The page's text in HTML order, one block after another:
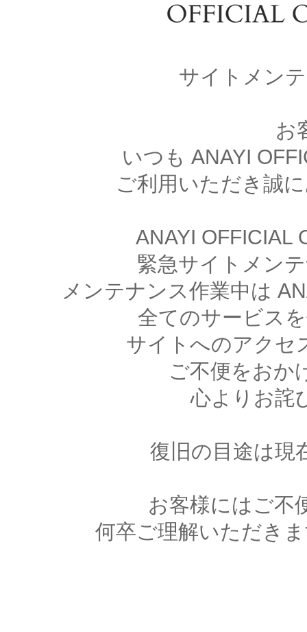
サイトメン
お
いつも ANAYI
ご利用いただき誠
ANAYI OFFICIAL
緊急サイトメン
メンテナンス作業中は
全てのサービス
サイトへのアクセ
ご不便をおか
心よりお詫
復旧の目途は現
お客様にはご不
何卒ご理解いただき